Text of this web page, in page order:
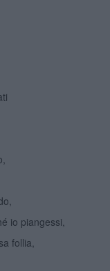
io piangessi,
follia,